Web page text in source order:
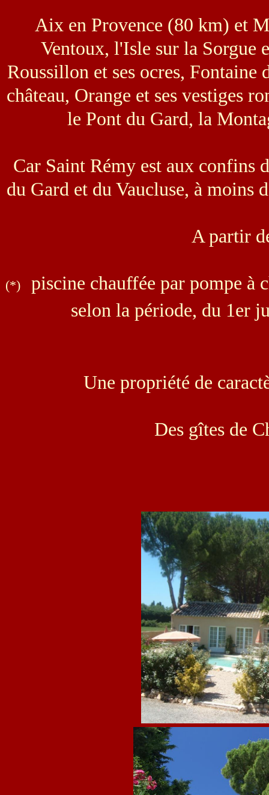
Aix en Provence (80 km) et
Ventoux, l'Isle sur la Sorgue
Roussillon et ses ocres, Fontaine
château, Orange et ses vestiges
le Pont du Gard, la
Car Saint Rémy est aux confins
du Gard et du Vaucluse, à moins
A partir
(*) piscine chauffée par pompe à
selon la période, du 1er
Une propriété de
Des gîtes de